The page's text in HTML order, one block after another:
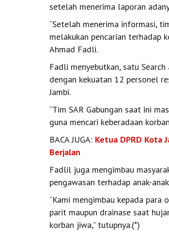
setelah menerima laporan
“Setelah menerima informasi,
melakukan pencarian terhadap
Ahmad Fadli.
Fadli menyebutkan, satu
dengan kekuatan 12 personel
Jambi.
“Tim SAR Gabungan saat ini
guna mencari keberadaan
BACA JUGA: Ketua DPRD Kota
Berjalan
Fadlil juga mengimbau
pengawasan terhadap anak-
“Kami mengimbau kepada
parit maupun drainase saat
korban jiwa,” tutupnya.(*)